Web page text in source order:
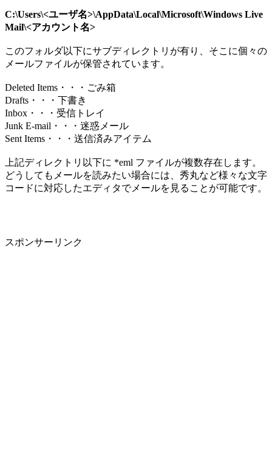
C:\Users\<ユーザ名>\AppData\Local\Microsoft\Windows Live
Mail\<アカウント名>
このフォルダ以下にサブディレクトリが有り、そこに個々の
メールファイルが保管されています。
Deleted Items・・・ごみ箱
Drafts・・・下書き
Inbox・・・受信トレイ
Junk E-mail・・・迷惑メール
Sent Items・・・送信済みアイテム
上記ディレクトリ以下に *eml ファイルが複数存在します。
どうしてもメールを読みたい場合には、秀丸など様々な文字
コードに対応したエディタでメールを見ることが可能です。
スポンサーリンク